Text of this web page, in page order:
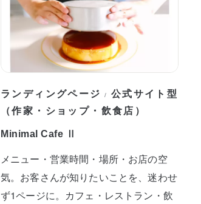
ランディングページ / 公式サイト型
（作家・ショップ・飲食店）
Minimal Cafe Ⅱ
メニュー・営業時間・場所・お店の空
気。お客さんが知りたいことを、迷わせ
ず1ページに。カフェ・レストラン・飲